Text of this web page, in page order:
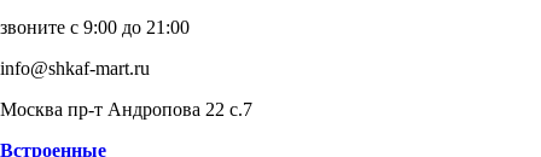
звоните с 9:00 до 21:00
info@shkaf-mart.ru
Москва пр-т Андропова 22 с.7
Встроенные